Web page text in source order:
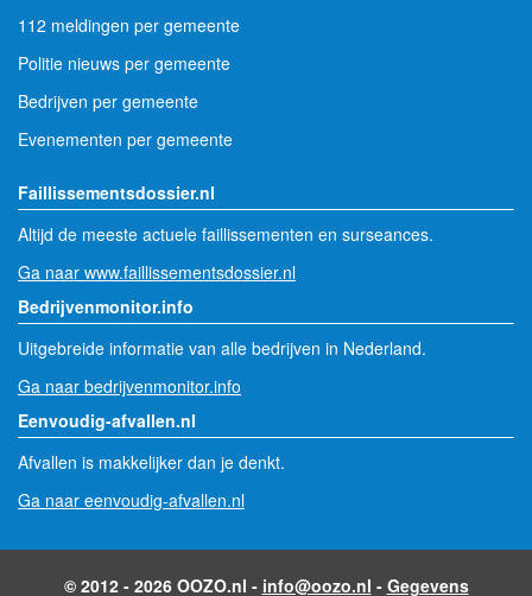
112 meldingen per gemeente
Politie nieuws per gemeente
Bedrijven per gemeente
Evenementen per gemeente
Faillissementsdossier.nl
Altijd de meeste actuele faillissementen en surseances.
Ga naar www.faillissementsdossier.nl
Bedrijvenmonitor.info
Uitgebreide informatie van alle bedrijven in Nederland.
Ga naar bedrijvenmonitor.info
Eenvoudig-afvallen.nl
Afvallen is makkelijker dan je denkt.
Ga naar eenvoudig-afvallen.nl
© 2012 - 2026 OOZO.nl - info@oozo.nl - Gegevens